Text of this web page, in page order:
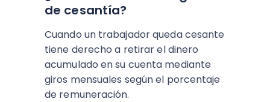
de cesantía?
Cuando un trabajador queda cesante
tiene derecho a retirar el dinero
acumulado en su cuenta mediante
giros mensuales según el porcentaje
de remuneración.